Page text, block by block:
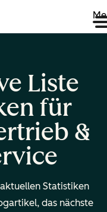
Liste
für
&
Statistiken
das nächste